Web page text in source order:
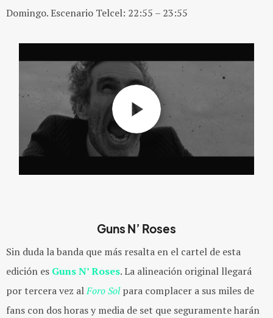
Domingo. Escenario Telcel: 22:55 – 23:55
Guns N’ Roses
Sin duda la banda que más resalta en el cartel de esta
edición es Guns N’ Roses. La alineación original llegará
por tercera vez alForo Sol para complacer a sus miles de
fans con dos horas y media de set que seguramente harán